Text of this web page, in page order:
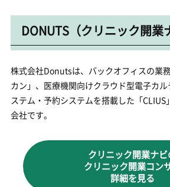
DONUTS（クリニック開業
株式会社Donutsは、バックオフィスの業
カン」、医療機関向けクラウド型電子カ
ステム・予約システムを搭載した「CLIUS
会社です。
クリニック開業ナビ
クリニック開業コン
詳細を見る